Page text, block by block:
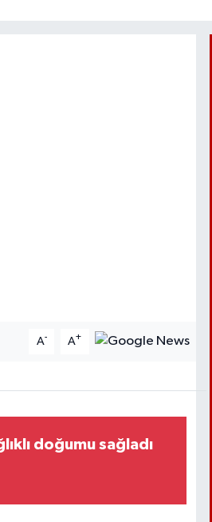
A- A+
doğumu sağladı